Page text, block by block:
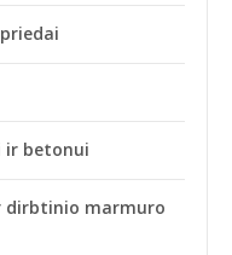
ir betonui
dirbtinio marmuro